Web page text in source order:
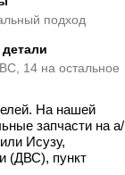
подход
детали
14 на остальное
На нашей
запчасти на а/
Исузу,
(ДВС), пункт